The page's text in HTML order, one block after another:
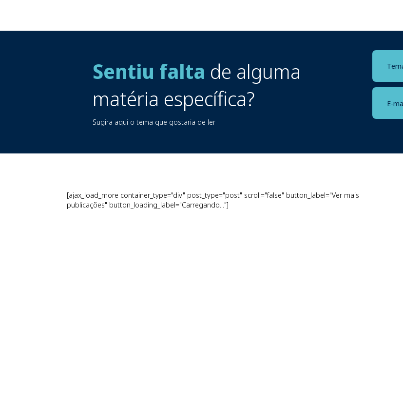
Sentiu falta de alguma
matéria específica?
Sugira aqui o tema que gostaria de ler
[ajax_load_more container_type="div" post_type="post" scroll="false" button_label="Ver mais
publicações" button_loading_label="Carregando..."]